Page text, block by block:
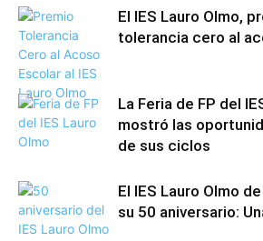
El IES Lauro Olmo,
tolerancia cero al
La Feria de FP del
mostró las
de sus ciclos
El IES Lauro Olmo
su 50 aniversario: